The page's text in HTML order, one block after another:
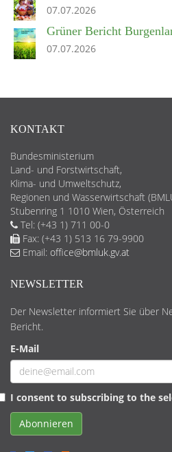
07.07.2026
Grüner Bericht
07.07.2026
KONTAKT
Bundesministerium
Land- und Forstwirtschaft,
Klima- und Umweltschutz,
Regionen und Wasserwirtschaft
Stubenring 1 1010 Wien, Österreich
Tel: (+43 1) 711 00-0
Fax: (+43 1) 513 16 79-9900
Email: office@bmluk.gv.at
NEWSLETTER
Der Newsletter informiert Sie über
Bericht.
E-Mail
I consent to subscribing to the
Abonnieren